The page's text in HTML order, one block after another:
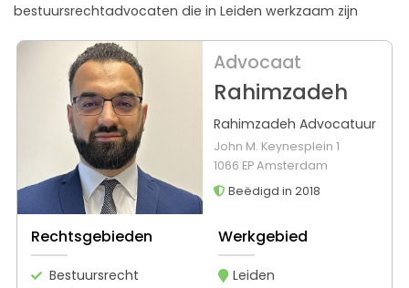
bestuursrechtadvocaten die in Leiden werkzaam zijn
Advocaat
Rahimzadeh
Rahimzadeh Advocatuur
John M. Keynesplein 1
1066 EP Amsterdam
Beëdigd in 2018
Rechtsgebieden
Bestuursrecht
Werkgebied
Leiden